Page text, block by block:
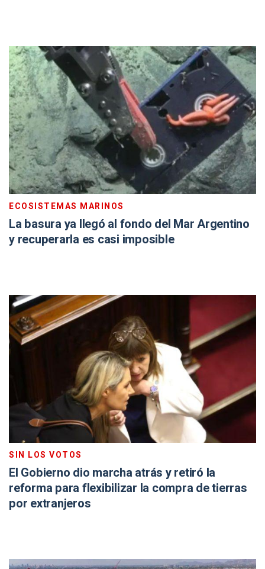
ECOSISTEMAS MARINOS
La basura ya llegó al fondo del Mar Argentino
y recuperarla es casi imposible
SIN LOS VOTOS
El Gobierno dio marcha atrás y retiró la
reforma para flexibilizar la compra de tierras
por extranjeros